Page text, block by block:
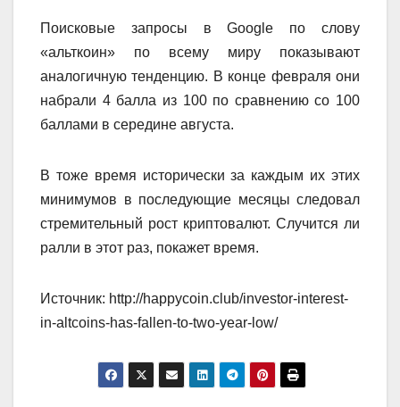
Поисковые запросы в Google по слову
«альткоин» по всему миру показывают
аналогичную тенденцию. В конце февраля они
набрали 4 балла из 100 по сравнению со 100
баллами в середине августа.
В тоже время исторически за каждым их этих
минимумов в последующие месяцы следовал
стремительный рост криптовалют. Случится ли
ралли в этот раз, покажет время.
Источник: http://happycoin.club/investor-interest-
in-altcoins-has-fallen-to-two-year-low/